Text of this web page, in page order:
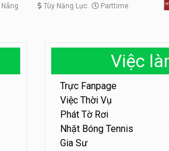
Tùy Năng Lực Parttime
Việc
Trực Fanpage
Việc Thời Vụ
Phát Tờ Rơi
Nhặt Bóng Tennis
Gia Sư